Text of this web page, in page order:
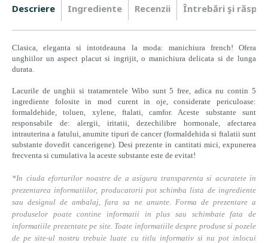
Descriere Ingrediente Recenzii Întrebări şi
Clasica, eleganta si intotdeauna la moda: manichiura french! Ofera
unghiilor un aspect placut si ingrijit, o manichiura delicata si de lunga
durata.
Lacurile de unghii si tratamentele Wibo sunt 5 free, adica nu contin 5
ingrediente folosite in mod curent in oje, considerate periculoase:
formaldehide, toluen, xylene, ftalati, camfor. Aceste substante sunt
responsabile de: alergii, iritatii, dezechilibre hormonale, afectarea
intrauterina a fatului, anumite tipuri de cancer (formaldehida si ftalatii sunt
substante dovedit cancerigene). Desi prezente in cantitati mici, expunerea
frecventa si cumulativa la aceste substante este de evitat!
*In ciuda eforturilor noastre de a asigura transparenta si acuratete in
prezentarea informatiilor, producatorii pot schimba lista de ingrediente
sau designul de ambalaj, fara sa ne anunte. Forma de prezentare a
produselor poate contine informatii in plus sau schimbate fata de
informatiile prezentate pe site. Toate informatiile despre produse si pozele
de pe site-ul nostru trebuie luate cu titlu informativ si nu pot inlocui